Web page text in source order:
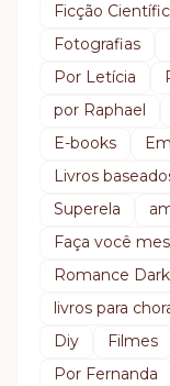
Ficção
Fotografias
Por Letícia
por Raphael
E-books
Livros
Superela
Faça você
Romance Dark
livros para
Diy
Filmes
Por Fernanda